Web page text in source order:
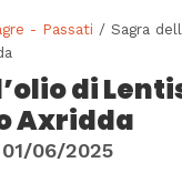
- Passati / Sagra
di
Axridda
01/06/2025